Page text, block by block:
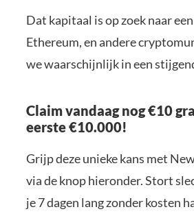
Dat kapitaal is op zoek naar
Ethereum, en andere
we waarschijnlijk in een
Claim vandaag nog €10
eerste €10.000!
Grijp deze unieke kans met
via de knop hieronder. Stort
je 7 dagen lang zonder kosten